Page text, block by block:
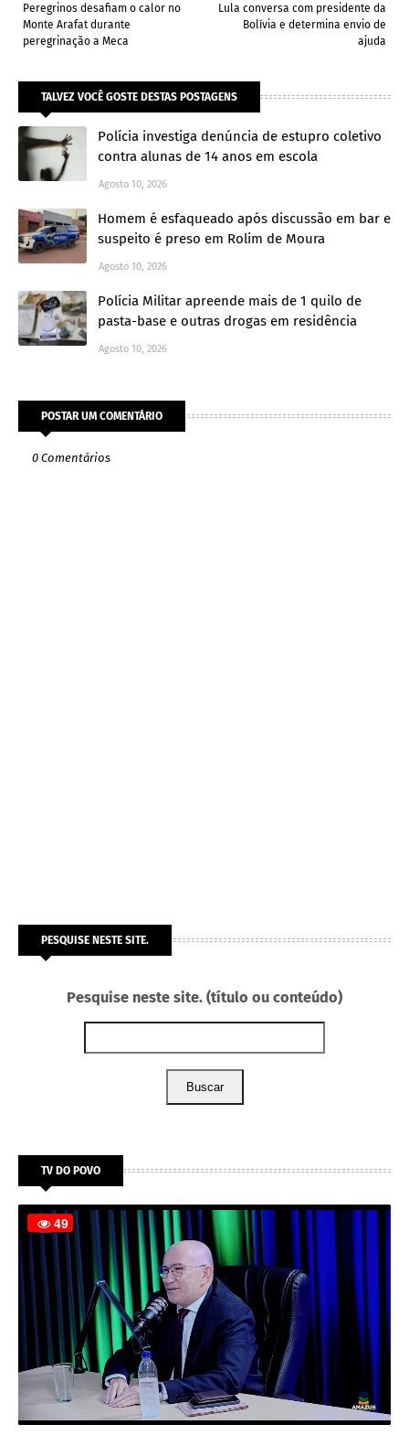
Lula conversa com presidente da
Bolívia e determina envio de
ajuda
Peregrinos desafiam o calor no
Monte Arafat durante
peregrinação a Meca
TALVEZ VOCÊ GOSTE DESTAS POSTAGENS
Polícia investiga denúncia de estupro coletivo
contra alunas de 14 anos em escola
Agosto 10, 2026
Homem é esfaqueado após discussão em bar e
suspeito é preso em Rolim de Moura
Agosto 10, 2026
Polícia Militar apreende mais de 1 quilo de
pasta-base e outras drogas em residência
Agosto 10, 2026
POSTAR UM COMENTÁRIO
0 Comentários
PESQUISE NESTE SITE.
Pesquise neste site. (título ou conteúdo)
Buscar
TV DO POVO